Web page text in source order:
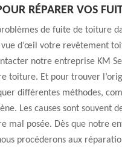
RÉPARER VOS
de fuite de toiture
vue d’œil votre revêtement
notre entreprise KM
toiture. Et pour trouver
différentes méthodes,
Les causes sont souvent
mal posée. Dès que notre
procéderons aux